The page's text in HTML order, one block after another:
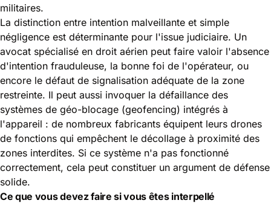
militaires.
La distinction entre intention malveillante et simple
négligence est déterminante pour l'issue judiciaire. Un
avocat spécialisé en droit aérien peut faire valoir l'absence
d'intention frauduleuse, la bonne foi de l'opérateur, ou
encore le défaut de signalisation adéquate de la zone
restreinte. Il peut aussi invoquer la défaillance des
systèmes de géo-blocage (geofencing) intégrés à
l'appareil : de nombreux fabricants équipent leurs drones
de fonctions qui empêchent le décollage à proximité des
zones interdites. Si ce système n'a pas fonctionné
correctement, cela peut constituer un argument de défense
solide.
Ce que vous devez faire si vous êtes interpellé